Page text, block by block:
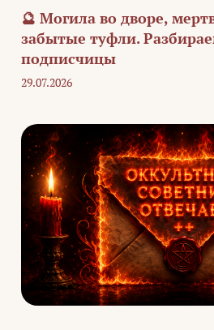
🔮 Могила во дворе,
забытые туфли.
подписчицы
29.07.2026